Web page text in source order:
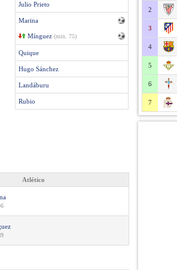
Julio Prieto
Marina
Mínguez (min. 75)
Quique
Hugo Sánchez
Landáburu
Rubio
Atlético
2
3
4
5
6
7